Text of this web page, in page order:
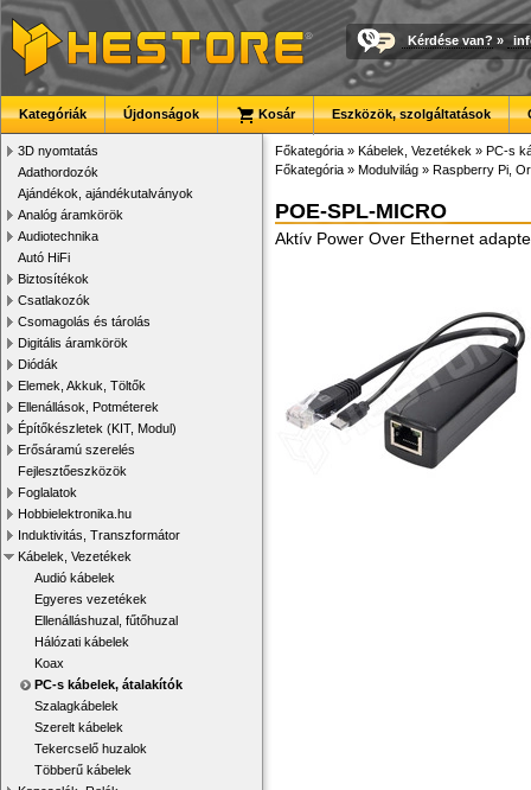
Kérdése van? »
Kategóriák Újdonságok Kosár Eszközök, szolgáltatások
3D nyomtatás
Adathordozók
Ajándékok, ajándékutalványok
Analóg áramkörök
Audiotechnika
Autó HiFi
Biztosítékok
Csatlakozók
Csomagolás és tárolás
Digitális áramkörök
Diódák
Elemek, Akkuk, Töltők
Ellenállások, Potméterek
Építőkészletek (KIT, Modul)
Erősáramú szerelés
Fejlesztőeszközök
Foglalatok
Hobbielektronika.hu
Induktivitás, Transzformátor
Kábelek, Vezetékek
Audió kábelek
Egyeres vezetékek
Ellenálláshuzal, fűtőhuzal
Hálózati kábelek
Koax
PC-s kábelek, átalakítók
Szalagkábelek
Szerelt kábelek
Tekercselő huzalok
Többerű kábelek
Főkategória » Kábelek, Vezetékek » PC-s
Főkategória » Modulvilág » Raspberry Pi,
POE-SPL-MICRO
Aktív Power Over Ethernet